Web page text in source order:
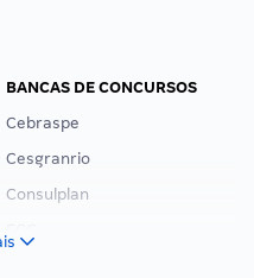
BANCAS DE CONCURSOS
Cebraspe
Cesgranrio
Consulplan